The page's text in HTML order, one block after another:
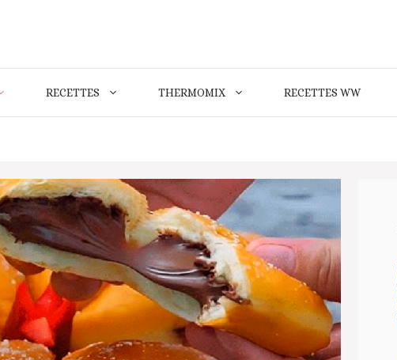
RECETTES THERMOMIX RECETTES WW